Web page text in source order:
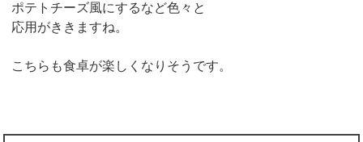
ポテトチーズ風にするなど色々と
応用がききますね。
こちらも食卓が楽しくなりそうです。